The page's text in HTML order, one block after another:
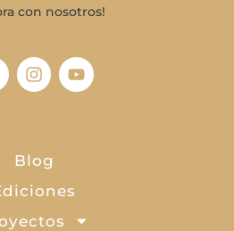
con nosotros!
Blog